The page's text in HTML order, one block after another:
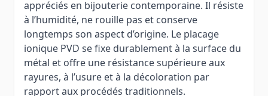
appréciés en bijouterie contemporaine. Il résiste
à l’humidité, ne rouille pas et conserve
longtemps son aspect d’origine. Le placage
ionique PVD se fixe durablement à la surface du
métal et offre une résistance supérieure aux
rayures, à l’usure et à la décoloration par
rapport aux procédés traditionnels.